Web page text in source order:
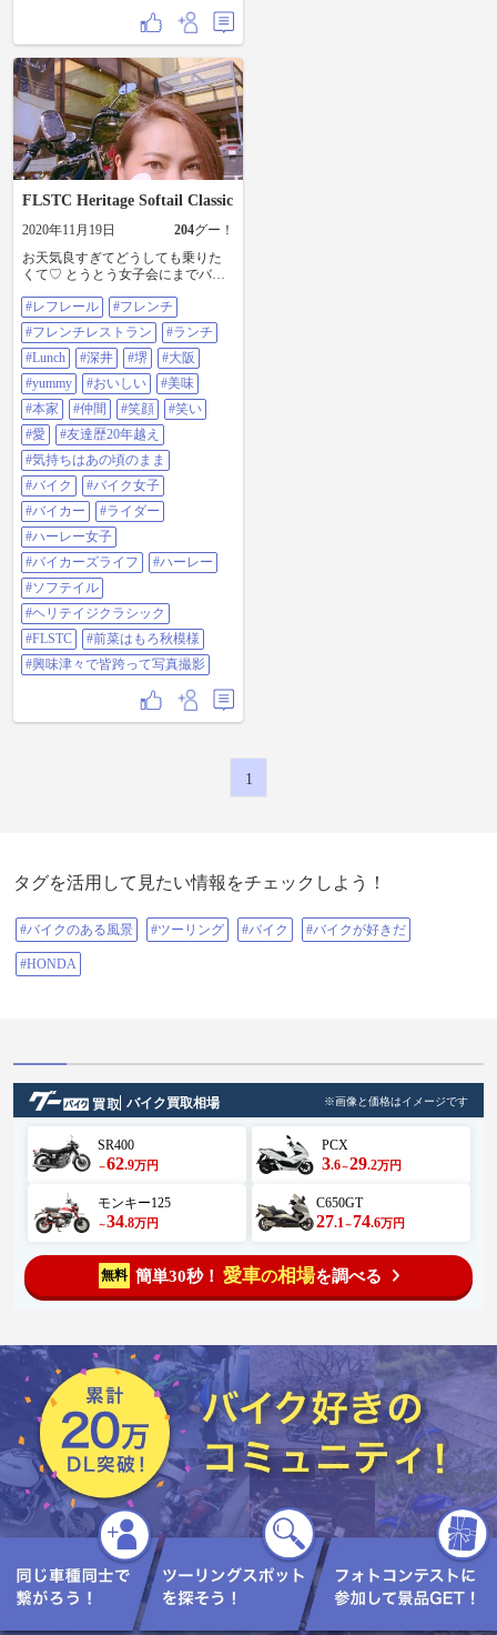
FLSTC Heritage Softail Classic
2020年11月19日 204グー！
お天気良すぎてどうしても乗りた
くて♡ とうとう女子会にまでバイ
ハーレー 。。 場違いだったかしら
♡( ●≧艸≦) #レフレール #フレン
チ #フレンチレストラン #ランチ
#LUNCH #深井 #堺 #大阪 #yummy #
おいしい #美味 #本家 #仲間 #笑顔 #
笑い #愛 #友達歴20年越え #気持ち
はあの頃のまま #バイク #バイク女
子 #バイカー #ライダー #ハーレー
女子 #バイカーズライフ #ハーレー
#ソフテイル #ヘリテイジクラシッ
ク#FLSTC #前菜はもろ秋模様 #興
味津々で皆跨って写真撮影
#レフレール
#フレンチ
#フレンチレストラン
#ランチ
#Lunch
#深井 #堺
#大阪
#yummy
#おいしい
#美味
#本家
#仲間 #笑顔
#笑い
#愛
#友達歴20年越え
#気持ちはあの頃のまま
#バイク
#バイク女子
#バイカー
#ライダー
#ハーレー女子
#バイカーズライフ
#ハーレー
#ソフテイル
#ヘリテイジクラシック
#FLSTC
#前菜はもろ秋模様
#興味津々で皆跨って写真撮影
1
タグを活用して見たい情報をチェックしよう！
#バイクのある風景 #ツーリング #バイク #バイクが好きだ
#HONDA
バイク買取相場 ※画像と価格はイメージです
SR400
～62.9万円
PCX
3.6～29.2万円
モンキー125
～34.8万円
C650GT
27.1 ～ 74.6万円
無料 簡単30秒！ 愛車の相場を調べる